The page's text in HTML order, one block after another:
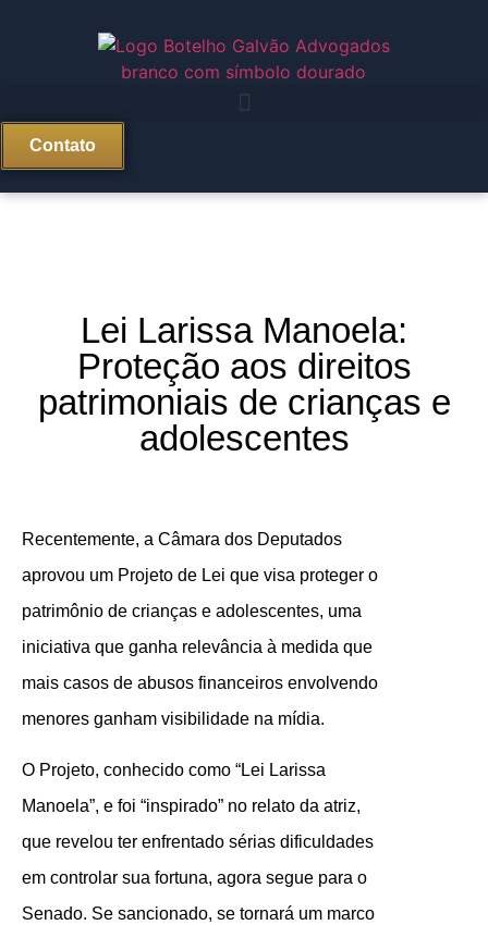
Contato
Lei Larissa Manoela:
Proteção aos direitos
patrimoniais de crianças e
adolescentes
Recentemente, a Câmara dos Deputados
aprovou um Projeto de Lei que visa proteger o
patrimônio de crianças e adolescentes, uma
iniciativa que ganha relevância à medida que
mais casos de abusos financeiros envolvendo
menores ganham visibilidade na mídia.
O Projeto, conhecido como “Lei Larissa
Manoela”, e foi “inspirado” no relato da atriz,
que revelou ter enfrentado sérias dificuldades
em controlar sua fortuna, agora segue para o
Senado. Se sancionado, se tornará um marco